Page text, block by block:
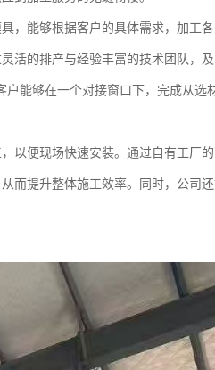
，能够根据客户的具体需求，加工
活的排产与经验丰富的技术团队，
户能够在一个对接窗口下，完成从选
以便现场快速安装。通过自有工厂
而提升整体施工效率。同时，公司